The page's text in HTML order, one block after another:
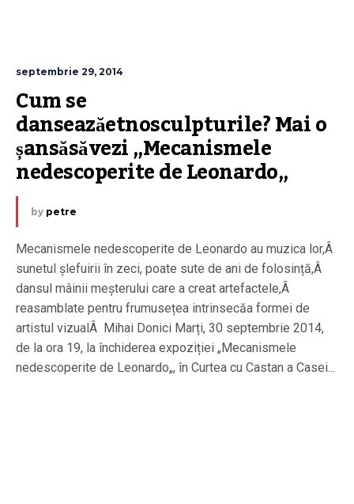
septembrie 29, 2014
Cum se
danseazăetnosculpturile? Mai o
șansăsăvezi „Mecanismele
nedescoperite de Leonardo„
by petre
Mecanismele nedescoperite de Leonardo au muzica lor,Â
sunetul șlefuirii în zeci, poate sute de ani de folosință,Â
dansul mâinii meșterului care a creat artefactele,Â
reasamblate pentru frumusețea intrinsecăa formei de
artistul vizualÂ Mihai Donici Marți, 30 septembrie 2014,
de la ora 19, la închiderea expoziției „Mecanismele
nedescoperite de Leonardo„, în Curtea cu Castan a Casei...